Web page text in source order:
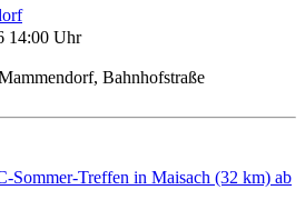
14:00 Uhr
Bahnhofstraße
Sommer-Treffen in Maisach (32 km) ab